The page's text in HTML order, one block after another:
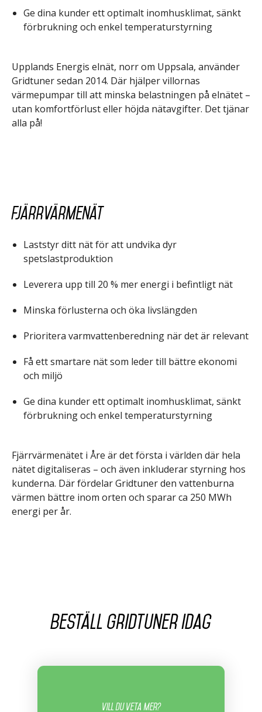
Ge dina kunder ett optimalt inomhusklimat, sänkt
förbrukning och enkel temperaturstyrning
Upplands Energis elnät, norr om Uppsala, använder
Gridtuner sedan 2014. Där hjälper villornas
värmepumpar till att minska belastningen på elnätet –
utan komfortförlust eller höjda nätavgifter. Det tjänar
alla på!
Fjärrvärmenät
Laststyr ditt nät för att undvika dyr
spetslastproduktion
Leverera upp till 20 % mer energi i befintligt nät
Minska förlusterna och öka livslängden
Prioritera varmvattenberedning när det är relevant
Få ett smartare nät som leder till bättre ekonomi
och miljö
Ge dina kunder ett optimalt inomhusklimat, sänkt
förbrukning och enkel temperaturstyrning
Fjärrvärmenätet i Åre är det första i världen där hela
nätet digitaliseras – och även inkluderar styrning hos
kunderna. Där fördelar Gridtuner den vattenburna
värmen bättre inom orten och sparar ca 250 MWh
energi per år.
Beställ Gridtuner idag
Vill du veta mer?